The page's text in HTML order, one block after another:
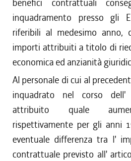
benefici contrattuali
inquadramento presso gli
riferibili al medesimo anno,
importi attribuiti a titolo di
economica ed anzianità
Al personale di cui al
inquadrato nel corso
attribuito quale
rispettivamente per gli anni
eventuale differenza tra l'
contrattuale previsto all'